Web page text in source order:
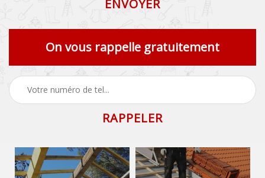
On vous rappelle gratuitement